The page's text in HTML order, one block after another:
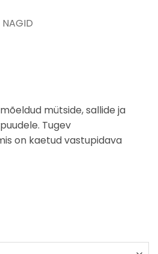
NAGID
mütside, sallide ja
Tugev
on kaetud vastupidava